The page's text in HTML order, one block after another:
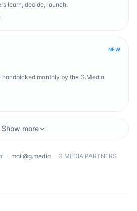
learn, decide, launch.
NEW
handpicked monthly by the G.Media
Show more
· mail@g.media · G MEDIA PARTNERS